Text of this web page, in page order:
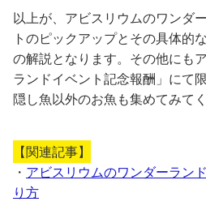
以上が、アビスリウムのワンダ
トのピックアップとその具体的
の解説となります。その他にも
ランドイベント記念報酬」にて
隠し魚以外のお魚も集めてみてく
【関連記事】
・ アビスリウムのワンダーラン
り方